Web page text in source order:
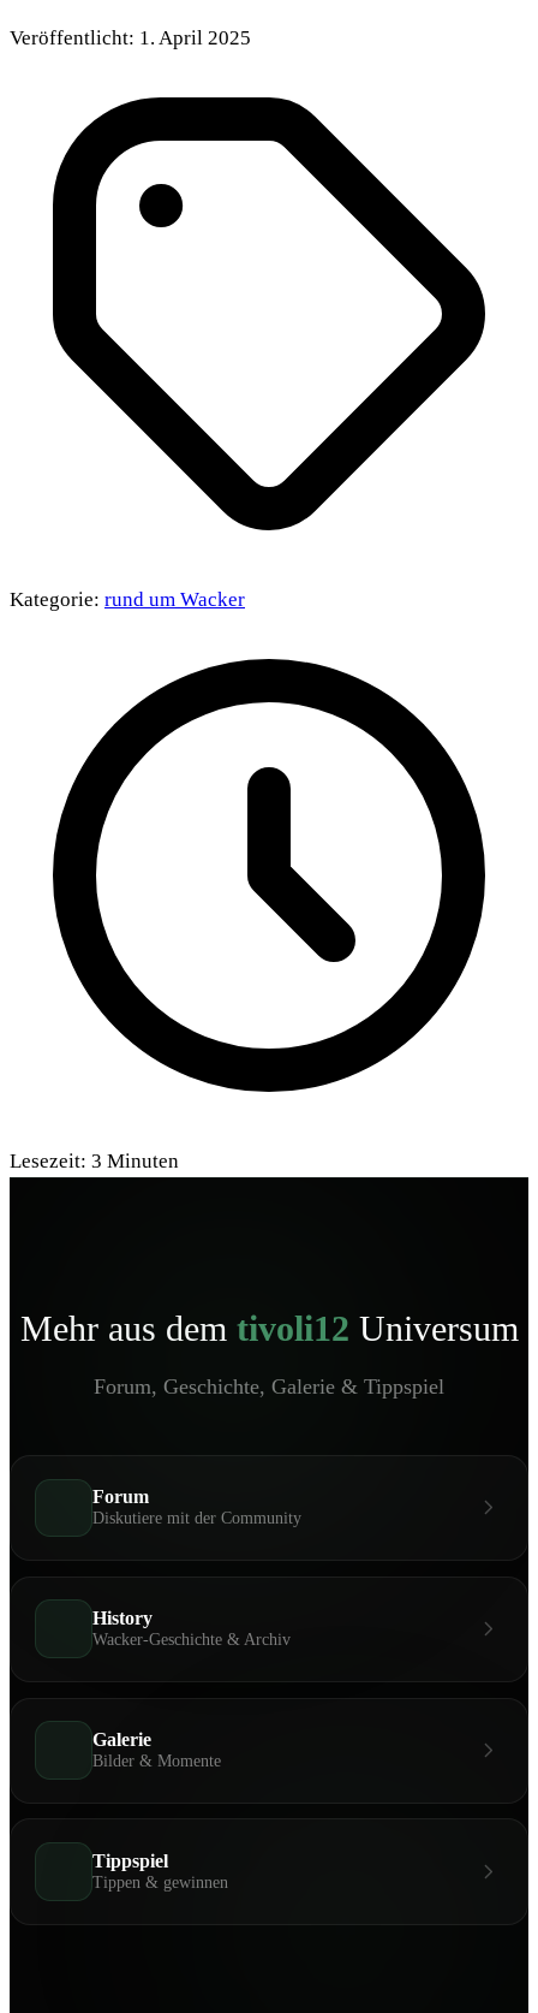
Veröffentlicht: 1. April 2025
Kategorie: rund um Wacker
Lesezeit: 3 Minuten
Mehr aus dem tivoli12 Universum
Forum, Geschichte, Galerie & Tippspiel
Forum
Diskutiere mit der Community
History
Wacker-Geschichte & Archiv
Galerie
Bilder & Momente
Tippspiel
Tippen & gewinnen